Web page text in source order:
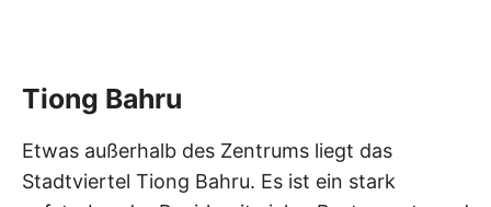
Tiong Bahru
Etwas außerhalb des Zentrums liegt das
Stadtviertel Tiong Bahru. Es ist ein stark